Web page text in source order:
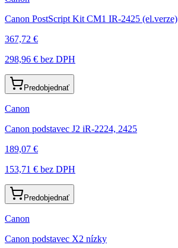
Canon PostScript Kit CM1 IR-2425 (el.verze)
367,72 €
298,96 € bez DPH
Predobjednať
Canon
Canon podstavec J2 iR-2224, 2425
189,07 €
153,71 € bez DPH
Predobjednať
Canon
Canon podstavec X2 nízky